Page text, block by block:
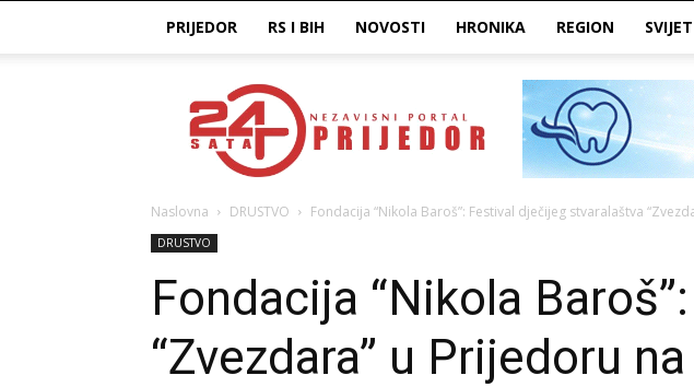
PRIJEDOR RS I BIH NOVOSTI HRONIKA REGION SVIJET
Prijedor24H
Naslovna DRUSTVO Fondacija “Nikola Baroš”: Festival dječijeg stvaralaštva
DRUSTVO
Fondacija “Nikola
“Zvezdara” u Prijedoru